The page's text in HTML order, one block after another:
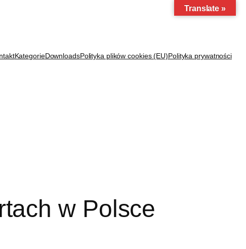
KategorieDownloadsPolityka plików cookies (EU)Polityka prywatności
w Polsce
Translate »